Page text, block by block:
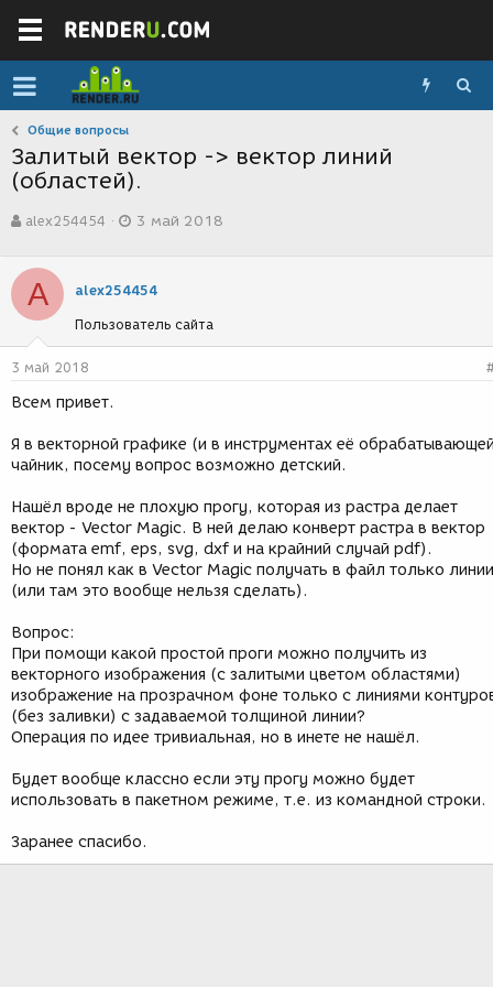
Общие вопросы
Залитый вектор -> вектор линий
(областей).
в
о
р
т
е
м
ы
alex254454
а
с
з
д
3 май 2018
A alex254454
Пользователь сайта
3 май 2018
Всем привет.
Я в векторной графике (и в инструментах её
чайник, посему вопрос возможно детский.
Нашёл вроде не плохую прогу, которая из растра делает
вектор - Vector Magic. В ней делаю конверт растра в вектор
(формата emf, eps, svg, dxf и на крайний случай pdf).
Но не понял как в Vector Magic получать в файл только линии
(или там это вообще нельзя сделать).
Вопрос:
При помощи какой простой проги можно получить из
векторного изображения (с залитыми цветом областями)
изображение на прозрачном фоне только с линиями
(без заливки) с задаваемой толщиной линии?
Операция по идее тривиальная, но в инете не нашёл.
Будет вообще классно если эту прогу можно будет
использовать в пакетном режиме, т.е. из командной строки.
Заранее спасибо.